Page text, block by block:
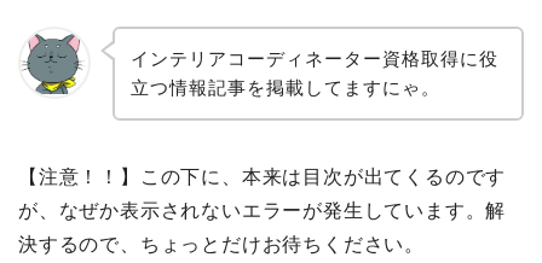
インテリアコーディネーター資格取得に役
立つ情報記事を掲載してますにゃ。
【注意！！】この下に、本来は目次が出てくるのです
が、なぜか表示されないエラーが発生しています。解
決するので、ちょっとだけお待ちください。